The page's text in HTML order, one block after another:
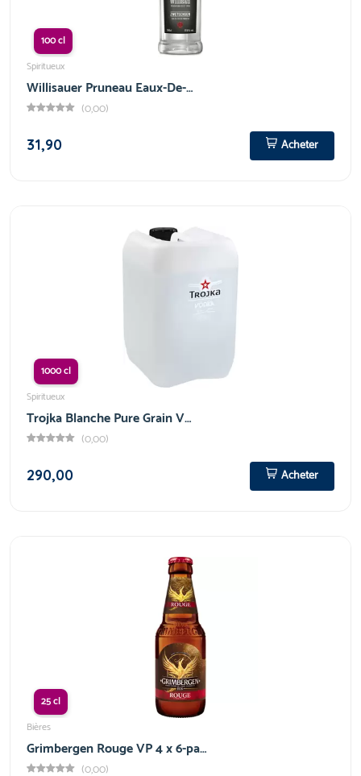
100 cl
Spiritueux
Willisauer Pruneau Eaux-De-…
(0,00)
31,90
Acheter
1000 cl
Spiritueux
Trojka Blanche Pure Grain V…
(0,00)
290,00
Acheter
25 cl
Bières
Grimbergen Rouge VP 4 x 6-pa…
(0,00)